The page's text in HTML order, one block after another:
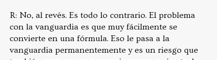
R: No, al revés. Es todo lo contrario. El problema
con la vanguardia es que muy fácilmente se
convierte en una fórmula. Eso le pasa a la
vanguardia permanentemente y es un riesgo que